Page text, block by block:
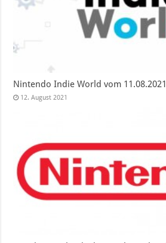
Nintendo Indie World vom 11.08.2021
12. August 2021